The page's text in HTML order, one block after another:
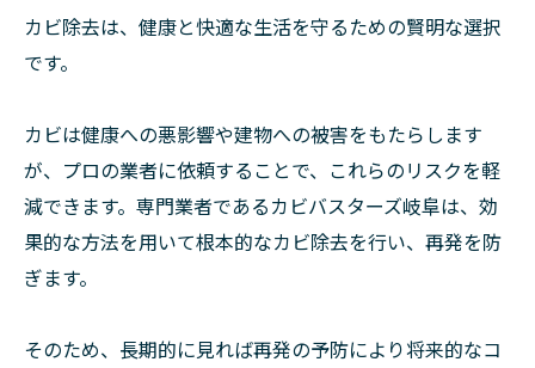
カビ除去は、健康と快適な生活を守るための賢明な選択
です。
カビは健康への悪影響や建物への被害をもたらします
が、プロの業者に依頼することで、これらのリスクを軽
減できます。専門業者であるカビバスターズ岐阜は、効
果的な方法を用いて根本的なカビ除去を行い、再発を防
ぎます。
そのため、長期的に見れば再発の予防により将来的なコ